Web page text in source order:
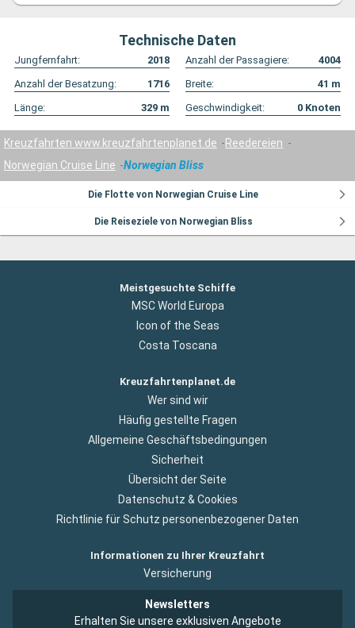
Technische Daten
Jungfernfahrt: 2018 Anzahl der Passagiere:
4004
Anzahl der Besatzung:
1716 Breite: 41 m
Länge:
329 m Geschwindigkeit: 0 Knoten
Kreuzfahrten www.kreuzfahrtenplanet.de
Reedereien
Norwegian Cruise Line
Norwegian Bliss
Die Flotte von Norwegian Cruise Line
Die Reiseziele von Norwegian Bliss
Meistgesuchte Schiffe
MSC World Europa
Icon of the Seas
Costa Toscana
Kreuzfahrtenplanet.de
Wer sind wir
Häufig gestellte Fragen
Allgemeine Geschäftsbedingungen
Sicherheit
Übersicht der Seite
Datenschutz & Cookies
Richtlinie für Schutz personenbezogener Daten
Informationen zu Ihrer Kreuzfahrt
Versicherung
Newsletters
Erhalten Sie unsere exklusiven Angebote